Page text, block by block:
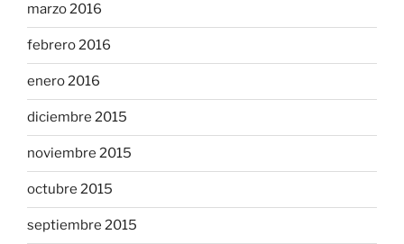
marzo 2016
febrero 2016
enero 2016
diciembre 2015
noviembre 2015
octubre 2015
septiembre 2015